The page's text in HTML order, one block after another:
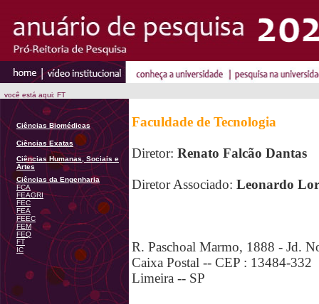
você está aqui: FT
Ciências Biomédicas
Ciências Exatas
Ciências Humanas, Sociais e
Artes
Ciências da Engenharia
FCA
FEAGRI
FEC
FEA
FEEC
FEM
FEQ
FT
IC
Faculdade de Tecnologia
Diretor: Renato Falcão Dantas
Diretor Associado: Leonardo
R. Paschoal Marmo, 1888 - Jd.
Caixa Postal -- CEP : 13484-332
Limeira -- SP